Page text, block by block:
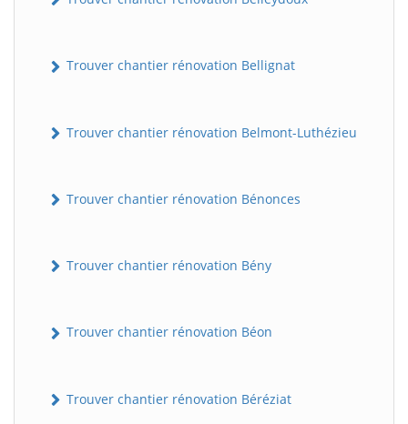
Trouver chantier rénovation Bellignat
Trouver chantier rénovation Belmont-Luthézieu
Trouver chantier rénovation Bénonces
Trouver chantier rénovation Bény
Trouver chantier rénovation Béon
Trouver chantier rénovation Béréziat